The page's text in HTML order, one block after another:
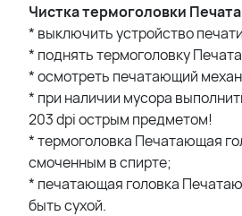
Чистка термоголовки
* выключить устройство
* поднять термоголовку
* осмотреть печатающий
* при наличии мусора
203 dpi острым предметом!
* термоголовка Печатающая
смоченным в спирте;
* печатающая головка
быть сухой.